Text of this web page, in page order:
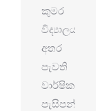
කුමර
විද්‍යාලය
අතර
පැවති
වාර්ෂික
පැසිපන්දු